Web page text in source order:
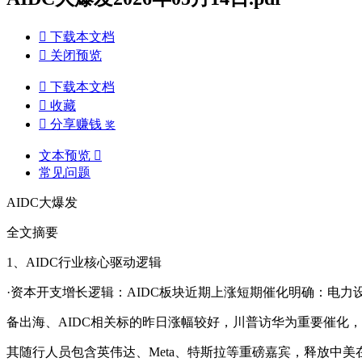
 下载本文档
 关闭预览
 下载本文档
 收藏
 分享赚钱 奖
文本预览 
常见问题
AIDC大爆发
全文摘要
1、AIDC行业核心驱动逻辑
·资本开支增长逻辑：AIDC板块近期上涨短期催化明确：电力
备出海、AIDC相关标的昨日涨幅较好，川普访华为重要催化，
其随行人员包含英伟达、Meta、特斯拉等重磅嘉宾，释放中美